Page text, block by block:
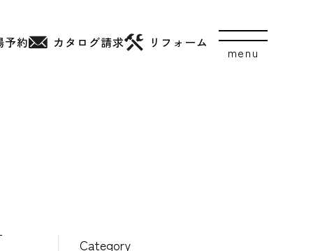
予約 カタログ請求 リフォーム
Category